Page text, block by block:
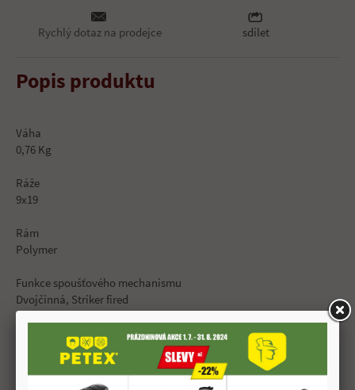
Rychlý dotaz na prodejce sdílet
Popis produktu
Váha
0,76 Kg
Ráže
9x19
Rám
Polymer
Funkce spoušťového mechanismu
Dvojčinná, Striker fired
Blokace zápalníku (pádová pojistka), Pojistka spouště (pádová
pojistka), pojistka táhla spouště